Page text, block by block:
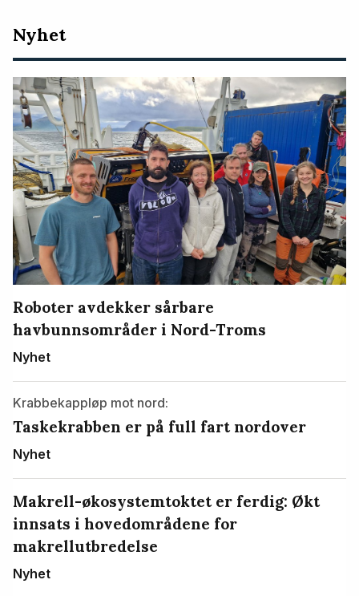
Nyeste
artikler
Nyhet
Roboter avdekker sårbare
havbunnsområder i Nord-Troms
Nyhet
Krabbekappløp mot nord:
Taskekrabben er på full fart nordover
Nyhet
Makrell-økosystemtoktet er ferdig: Økt
innsats i hovedområdene for
makrellutbredelse
Nyhet